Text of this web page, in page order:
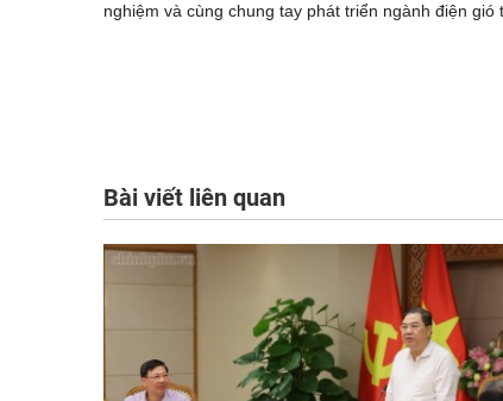
nghiệm và cùng chung tay phát triển ngành điện gió
Bài viết liên quan